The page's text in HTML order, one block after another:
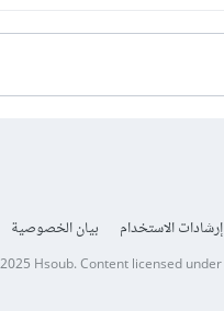
إرشادات الاستخدام بيان الخصوصية
Hsoub.Content licensed under